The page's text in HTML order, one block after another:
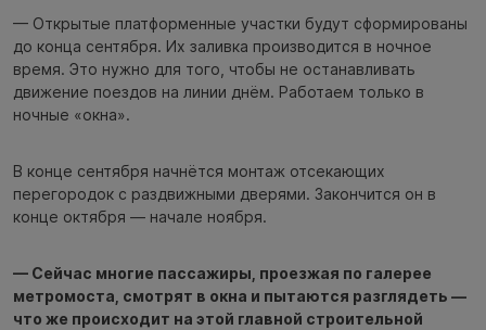
— Открытые платформенные участки будут сформированы
до конца сентября. Их заливка производится в ночное
время. Это нужно для того, чтобы не останавливать
движение поездов на линии днём. Работаем только в
ночные «окна».
В конце сентября начнётся монтаж отсекающих
перегородок с раздвижными дверями. Закончится он в
конце октября — начале ноября.
— Сейчас многие пассажиры, проезжая по галерее
метромоста, смотрят в окна и пытаются разглядеть —
что же происходит на этой главной строительной